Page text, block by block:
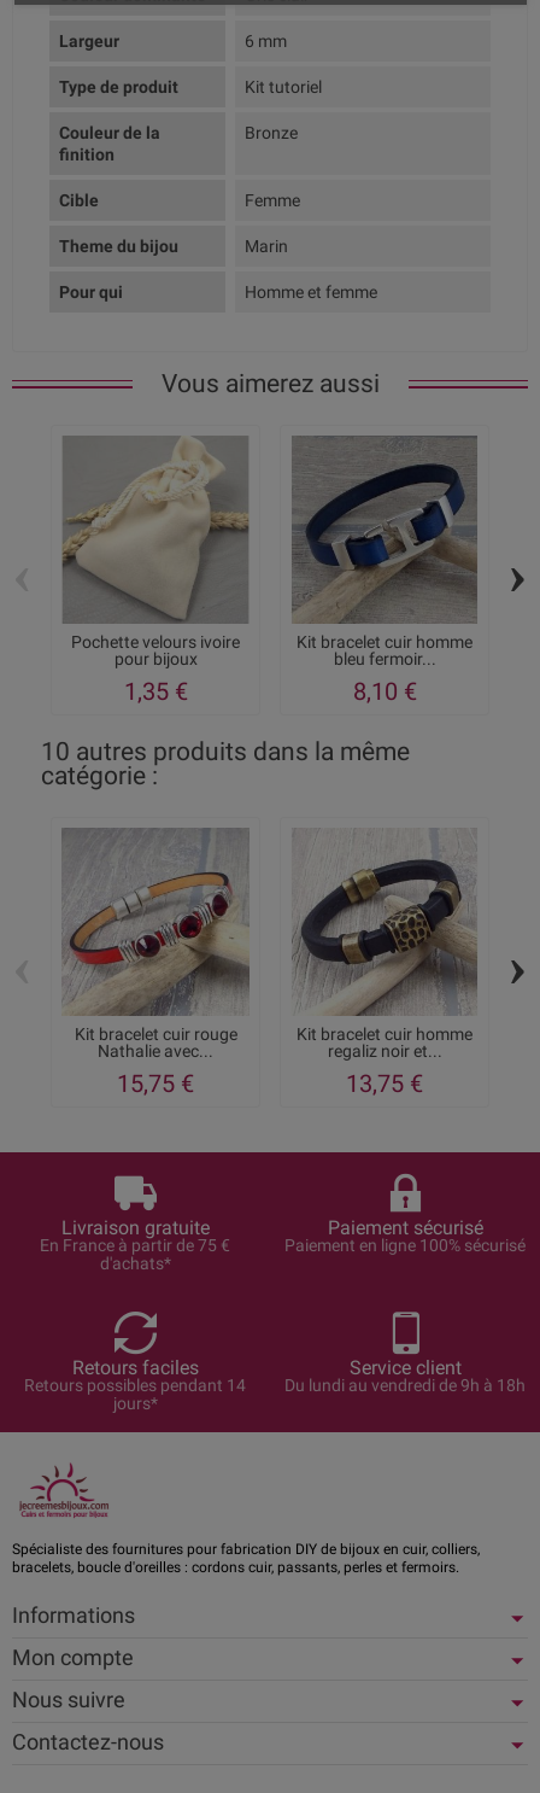
Largeur 6 mm
Type de produit Kit tutoriel
Couleur de la
finition
Bronze
Cible Femme
Theme du bijou Marin
Pour qui Homme et femme
Vous aimerez aussi
Pochette velours ivoire
pour bijoux
1,35 €
Kit bracelet cuir homme
bleu fermoir...
8,10 €
›
10 autres produits dans la même
catégorie :
Kit bracelet cuir rouge
Nathalie avec...
15,75 €
Kit bracelet cuir homme
regaliz noir et...
13,75 €
›
Livraison gratuite
En France à partir de 75 €
d'achats*
Paiement sécurisé
Paiement en ligne 100% sécurisé
Retours faciles
Retours possibles pendant 14
jours*
Service client
Du lundi au vendredi de 9h à 18h
Spécialiste des fournitures pour fabrication DIY de bijoux en cuir, colliers,
bracelets, boucle d'oreilles : cordons cuir, passants, perles et fermoirs.
Informations
Mon compte
Nous suivre
Contactez-nous